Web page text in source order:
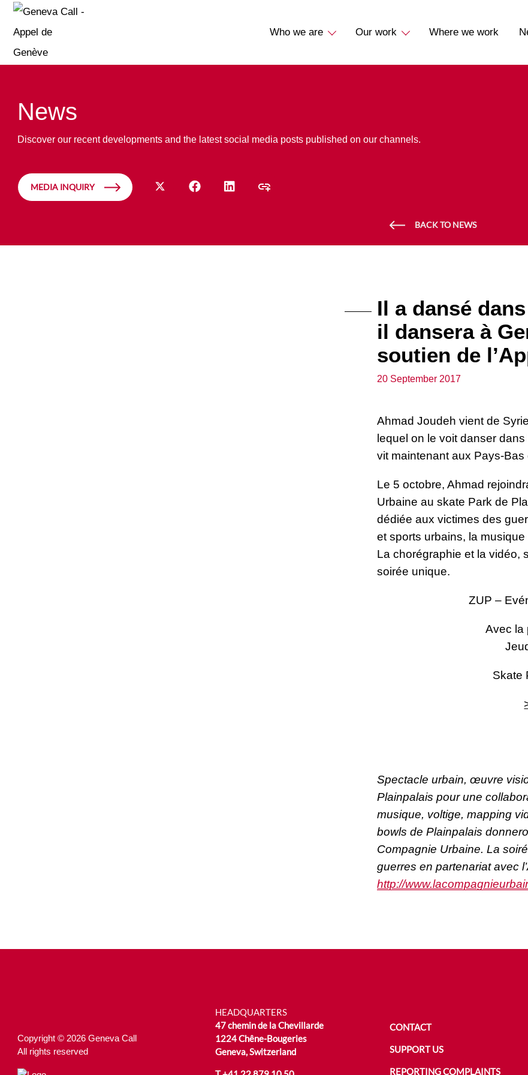
Who we are Our work Where we work
News
Discover our recent developments and the latest social media posts published on our channels.
BACK TO NEWS
MEDIA INQUIRY
Il a dansé
il dansera à
soutien de
20 September 2017
Ahmad Joudeh vient de
lequel on le voit danser
vit maintenant aux Pays-
Le 5 octobre, Ahmad
Urbaine au skate Park de
dédiée aux victimes des
et sports urbains, la
La chorégraphie et la vidéo,
soirée unique.
ZUP –
Avec la
Skate
Spectacle urbain, œuvre
Plainpalais pour une
musique, voltige, mapping
bowls de Plainpalais
Compagnie Urbaine. La
guerres en partenariat avec
http://
Copyright © 2026 Geneva Call
All rights reserved
HEADQUARTERS
47 chemin de la Chevillarde
1224 Chêne-Bougeries
Geneva, Switzerland
CONTACT
SUPPORT US
REPORTING COMPLAINTS